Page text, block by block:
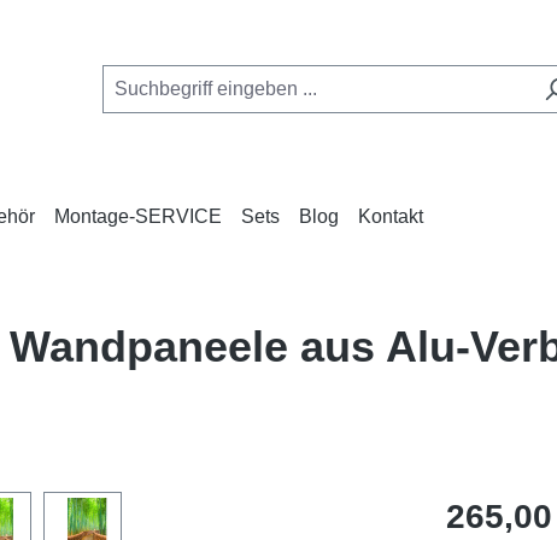
Montage-SERVICE Sets Blog Kontakt
aus Alu-
Regulärer